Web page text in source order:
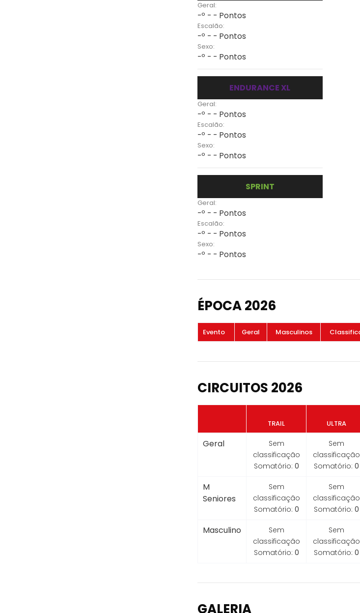
Geral:
-º - - Pontos
Escalão:
-º - - Pontos
Sexo:
-º - - Pontos
ENDURANCE XL
Geral:
-º - - Pontos
Escalão:
-º - - Pontos
Sexo:
-º - - Pontos
SPRINT
Geral:
-º - - Pontos
Escalão:
-º - - Pontos
Sexo:
-º - - Pontos
ÉPOCA 2026
Evento Geral Masculinos
CIRCUITOS 2026
TRAIL ULTRA
Geral
Sem
classificação
Somatório: 0
Sem
classificação
Somatório: 0
M
Seniores
Sem
classificação
Somatório: 0
Sem
classificação
Somatório: 0
Masculino
Sem
classificação
Somatório: 0
Sem
classificação
Somatório: 0
GALERIA